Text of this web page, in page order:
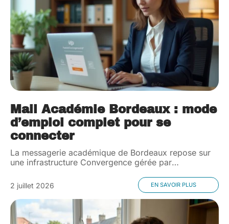
Mail Académie Bordeaux : mode
d’emploi complet pour se
connecter
La messagerie académique de Bordeaux repose sur
une infrastructure Convergence gérée par…
2 juillet 2026 EN SAVOIR PLUS